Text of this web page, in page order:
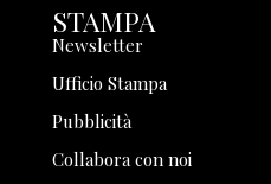
STAMPA
Newsletter
Ufficio Stampa
Pubblicità
Collabora con noi